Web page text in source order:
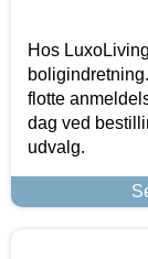
Hos
flotte
dag ved
udvalg.